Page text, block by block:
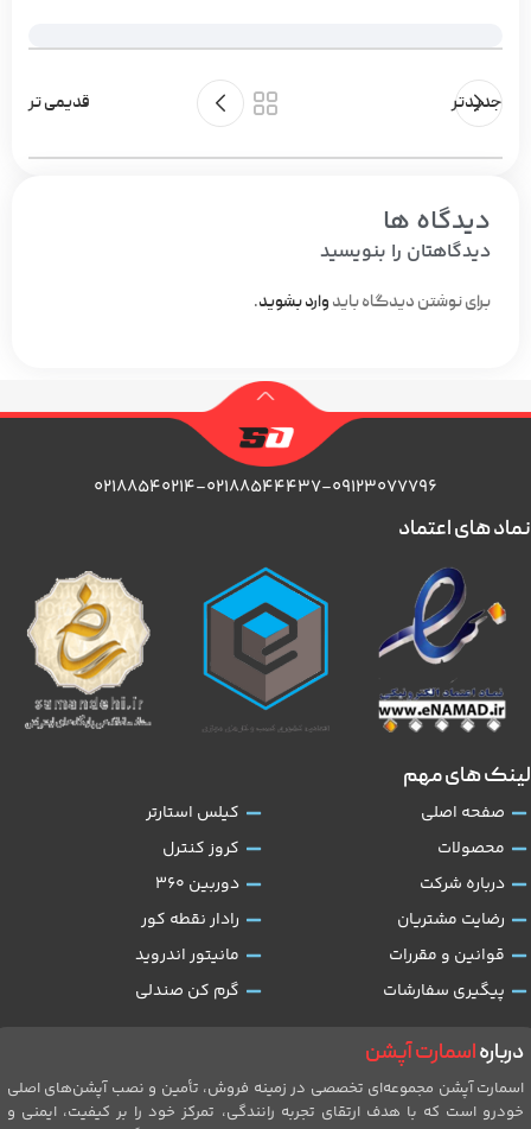
جدیدتر قدیمی تر
دیدگاه ها
دیدگاهتان را بنویسید
برای نوشتن دیدگاه باید وارد بشوید.
۰۲۱۸۸۵۴۰۲۱۴-۰۲۱۸۸۵۴۴۴۳۷-۰۹۱۲۳۰۷۷۷۹۶
دربارهاسمارت آپشن
اسمارت آپشن مجموعه‌ای تخصصی در زمینه فروش، تأمین و نصب آپشن‌های اصلی
خودرو است که با هدف ارتقای تجربه رانندگی، تمرکز خود را بر کیفیت، ایمنی و
لینک های مهم
صفحه اصلی
محصولات
درباره شرکت
رضایت مشتریان
قوانین و مقررات
پیگیری سفارشات
کیلس استارتر
کروز کنترل
دوربین 360
رادار نقطه کور
مانیتور اندروید
گرم کن صندلی
نماد های اعتماد